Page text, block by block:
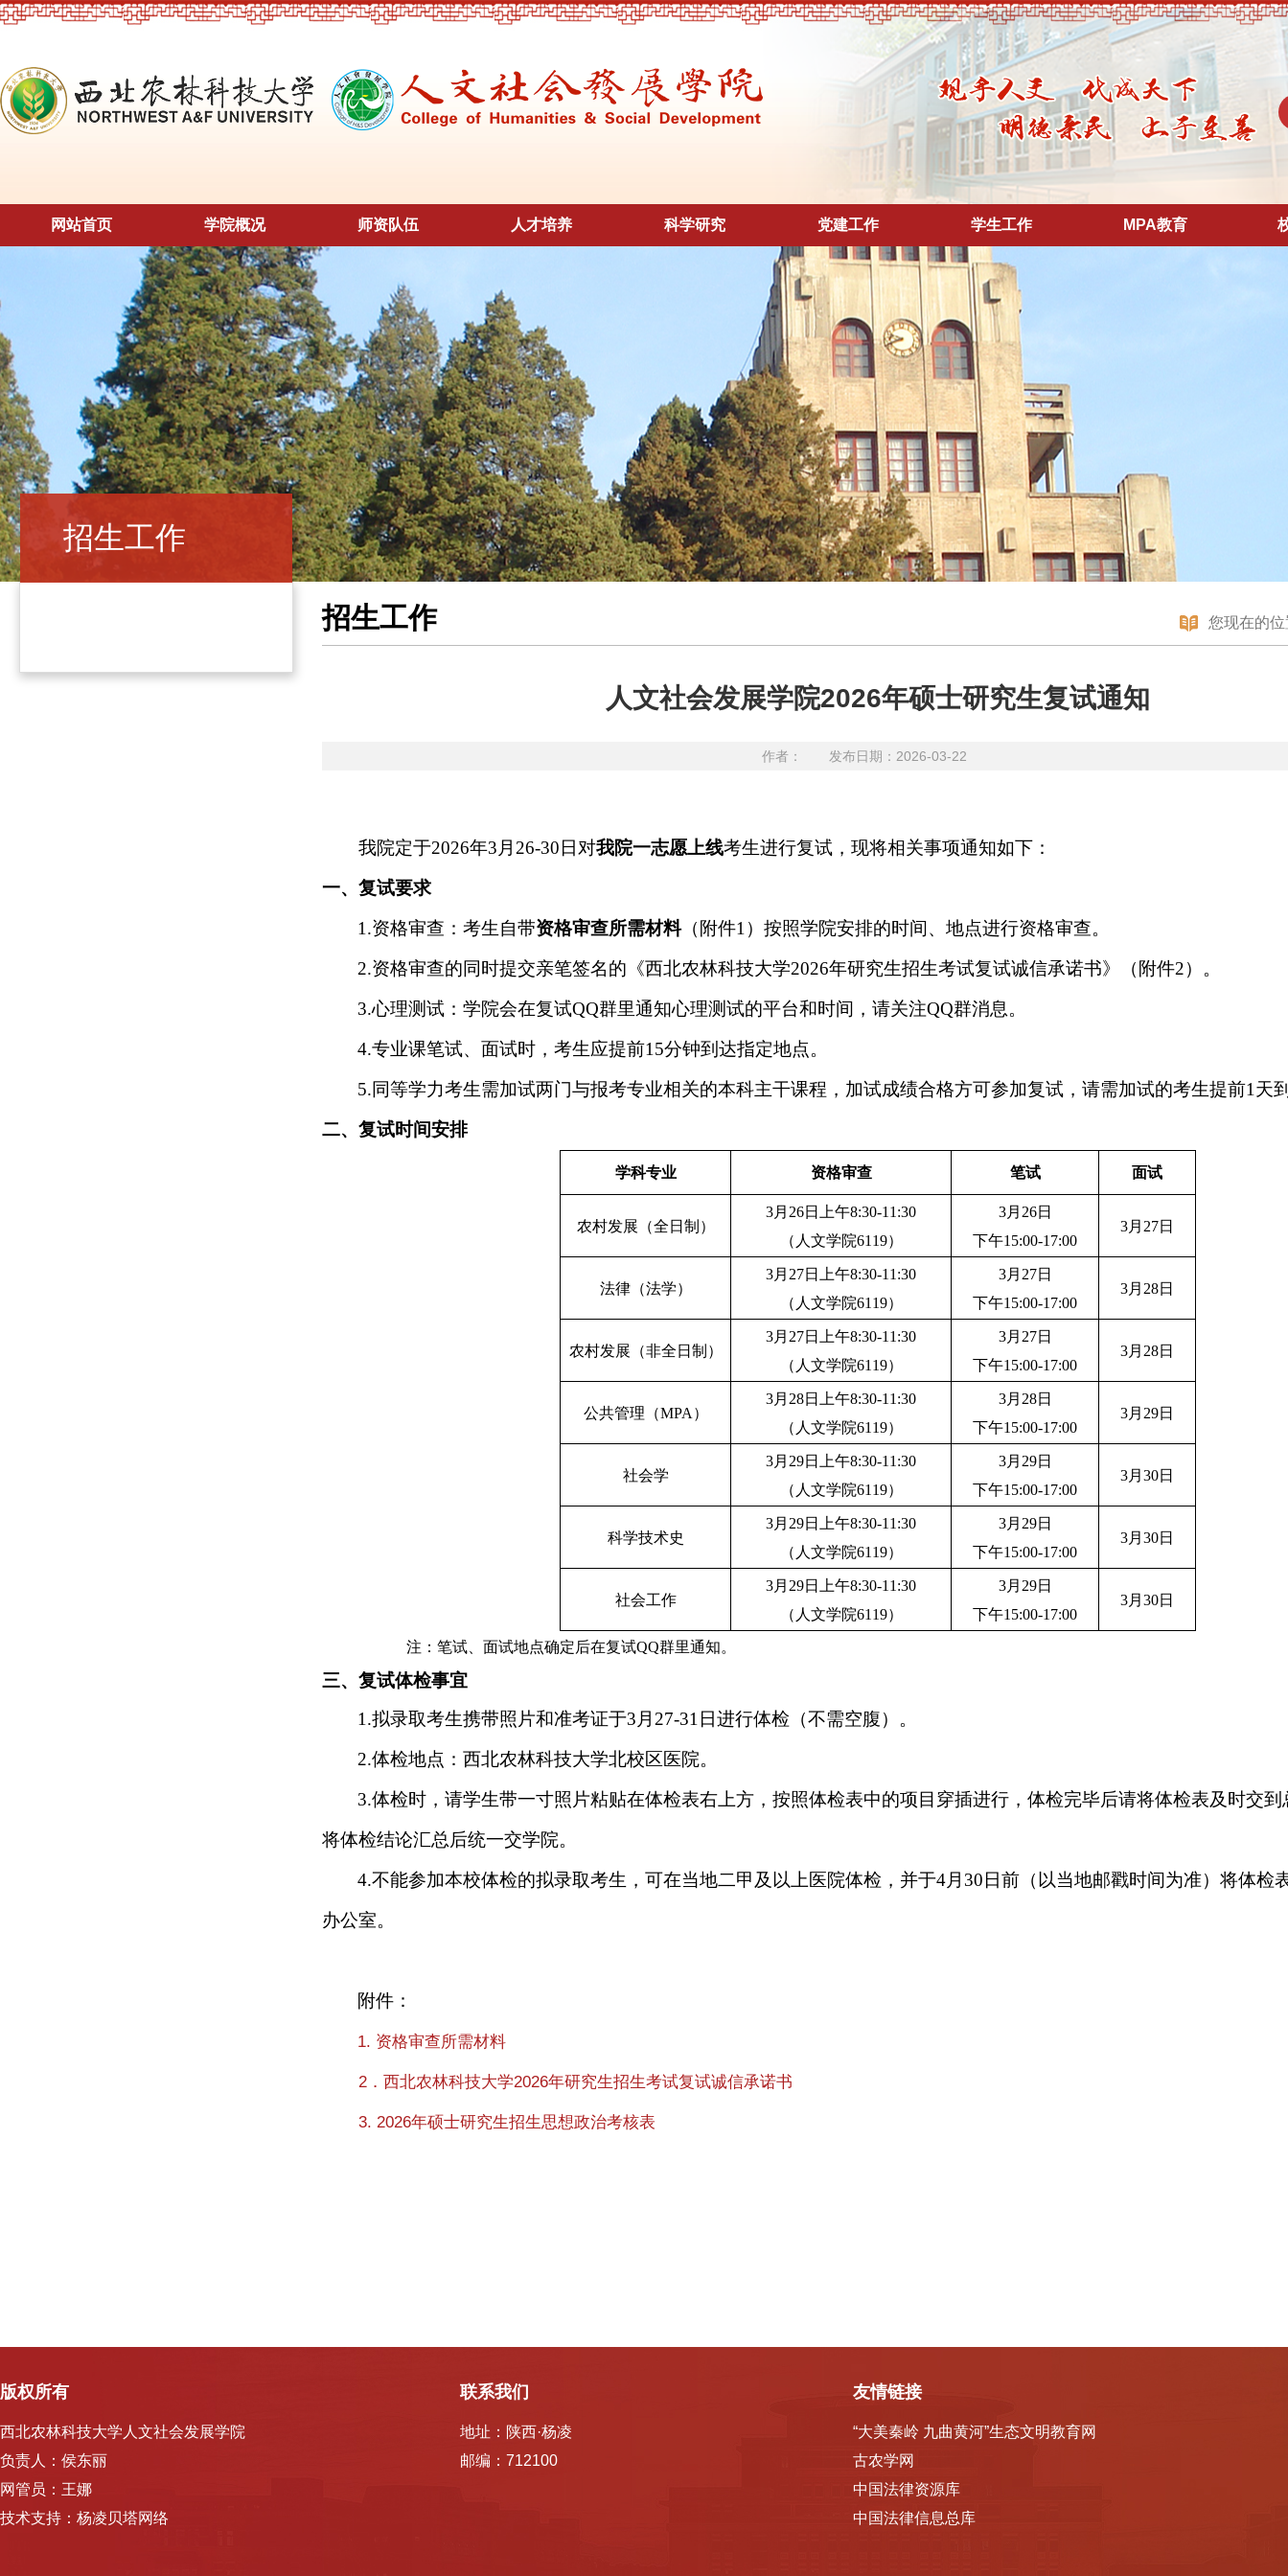
网站首页 学院概况 师资队伍 人才培养 科学研究 党建工作 学生工作 MPA教育
招生工作
您现在的
招生工作
人文社会发展学院2026年硕士研究生复试通知
作者： 发布日期：2026-03-22
我院定于2026年3月26-30日对我院一志愿上线考生进行复试，现将相关事项通知如下：
一、复试要求
1.资格审查：考生自带资格审查所需材料（附件1）按照学院安排的时间、地点进行资格审查。
2.资格审查的同时提交亲笔签名的《西北农林科技大学2026年研究生招生考试复试诚信承诺书》（附件2）。
3.心理测试：学院会在复试QQ群里通知心理测试的平台和时间，请关注QQ群消息。
4.专业课笔试、面试时，考生应提前15分钟到达指定地点。
5.同等学力考生需加试两门与报考专业相关的本科主干课程，加试成绩合格方可参加复试，请需加试的考生提前1天
二、复试时间安排
学科专业 资格审查 笔试 面试
农村发展（全日制）
3月26日上午8:30-11:30
（人文学院6119）
3月26日
下午15:00-17:00
3月27日
法律（法学）
3月27日上午8:30-11:30
（人文学院6119）
3月27日
下午15:00-17:00
3月28日
农村发展（非全日制）
3月27日上午8:30-11:30
（人文学院6119）
3月27日
下午15:00-17:00
3月28日
公共管理（MPA）
3月28日上午8:30-11:30
（人文学院6119）
3月28日
下午15:00-17:00
3月29日
社会学
3月29日上午8:30-11:30
（人文学院6119）
3月29日
下午15:00-17:00
3月30日
科学技术史
3月29日上午8:30-11:30
（人文学院6119）
3月29日
下午15:00-17:00
3月30日
社会工作
3月29日上午8:30-11:30
（人文学院6119）
3月29日
下午15:00-17:00
3月30日
注：笔试、面试地点确定后在复试QQ群里通知。
三、复试体检事宜
1.拟录取考生携带照片和准考证于3月27-31日进行体检（不需空腹）。
2.体检地点：西北农林科技大学北校区医院。
3.体检时，请学生带一寸照片粘贴在体检表右上方，按照体检表中的项目穿插进行，体检完毕后请将体检表及时交
将体检结论汇总后统一交学院。
4.不能参加本校体检的拟录取考生，可在当地二甲及以上医院体检，并于4月30日前（以当地邮戳时间为准）将体检
办公室。
附件：
1. 资格审查所需材料
2．西北农林科技大学2026年研究生招生考试复试诚信承诺书
3. 2026年硕士研究生招生思想政治考核表
版权所有
西北农林科技大学人文社会发展学院
负责人：侯东丽
网管员：王娜
技术支持：杨凌贝塔网络
联系我们
地址：陕西·杨凌
邮编：712100
友情链接
“大美秦岭 九曲黄河”生态文明教育网
古农学网
中国法律资源库
中国法律信息总库